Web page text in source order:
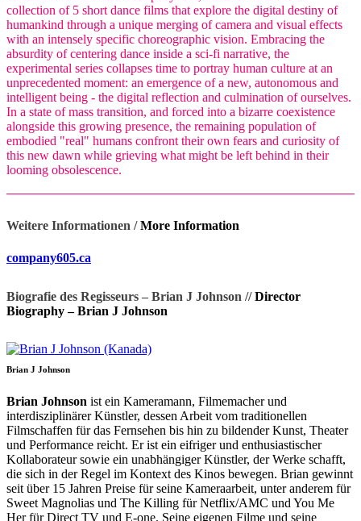
collection of 5 short dance films that explore the digital destiny of
humankind through a unique merging of camera and visual effects
with an intensely specific choreographic vision. Embracing the
absurdity of centering dance inside a sci-fi narrative, the
experimental series collapses time to portray human culture at an
unprecedented moment: an emergence of a new, autonomous and
intelligent being - the digital reflection and culmination of ourselves.
In a state of mass transition, and forced into a bizarre coexistence
alongside this growing presence, the remaining population of
embodied "real" humans confront their own fears and curiosity of
this new dawn while grieving what might be left behind in their
looming obsolescence.
Weitere Informationen /More Information
company605.ca
Biografie des Regisseurs – Brian J Johnson //Director
Biography – Brian J Johnson
Brian J Johnson
Brian Johnson ist ein Kameramann, Filmemacher und
interdisziplinärer Künstler, dessen Arbeit vom traditionellen
Filmschaffen für das Fernsehen bis hin zu bildender Kunst, Theater
und Performance reicht. Er ist ein eifriger und enthusiastischer
Kollaborateur sowie ein unabhängiger Künstler, der Werke schafft,
die sich in der Regel im Kontext des Kinos bewegen. Brian gewinnt
seit über 15 Jahren Preise für seine Kameraarbeit, unter anderem für
Sweet Magnolias und The Killing für Netflix/AMC und You Me
Her für Direct TV und E-one. Seine eigenen Filme und seine